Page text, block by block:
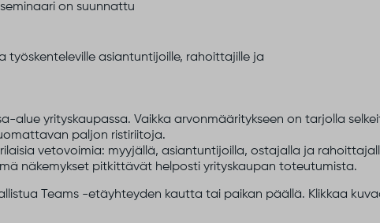
on suunnattu
työskenteleville asiantuntijoille, rahoittajille ja
alue yrityskaupassa. Vaikka arvonmääritykseen on tarjolla
paljon ristiriitoja.
vetovoimia: myyjällä, asiantuntijoilla, ostajalla ja
näkemykset pitkittävät helposti yrityskaupan toteutumista.
Teams -etäyhteyden kautta tai paikan päällä. Klikkaa